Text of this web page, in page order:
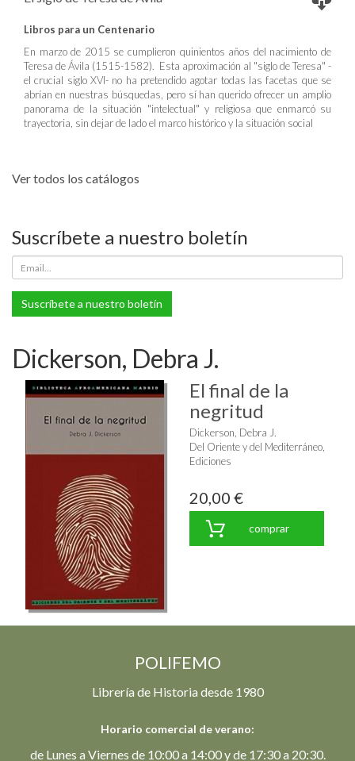
Libros para un Centenario
En marzo de 2015 se cumplieron quinientos años del nacimiento de
Teresa de Ávila (1515-1582). Esta aproximación al "siglo de Teresa" -
el crucial siglo XVI- no ha pretendido agotar todas las facetas que se
abrían en nuestras búsquedas, pero sí han querido ofrecer un amplio
panorama de la situación "intelectual" y religiosa que enmarcó su
trayectoria, sin dejar de lado el marco histórico y la situación social
Ver todos los catálogos
Suscríbete a nuestro boletín
Suscríbete a nuestro boletín
Dickerson, Debra J.
El final de la
negritud
Dickerson, Debra J.
Del Oriente y del Mediterráneo,
Ediciones
20,00 €
comprar
POLIFEMO
Librería de Historia desde 1980
Horario comercial de verano:
de Lunes a Viernes de 10:00 a 14:00 y de 17:30 a 20:30.